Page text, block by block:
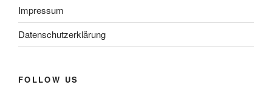
Impressum
Datenschutzerklärung
FOLLOW US